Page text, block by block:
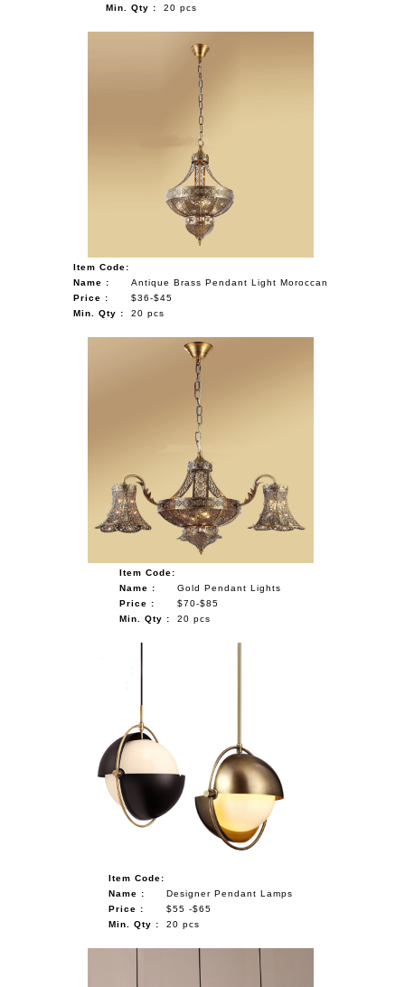
Min. Qty :
20 pcs
Item Code:
Name :
Antique Brass Pendant Light Moroccan
Price :
$36-$45
Min. Qty :
20 pcs
Item Code:
Name :
Gold Pendant Lights
Price :
$70-$85
Min. Qty :
20 pcs
Item Code:
Name :
Designer Pendant Lamps
Price :
$55 -$65
Min. Qty :
20 pcs